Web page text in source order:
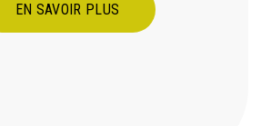
EN SAVOIR PLUS